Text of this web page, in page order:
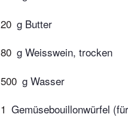
20 g Butter
80 g Weisswein, trocken
500 g Wasser
1 Gemüsebouillonwürfel